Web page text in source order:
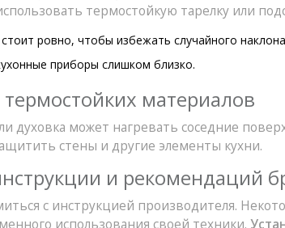
термостойкую тарелку или
ровно, чтобы избежать случайного
приборы слишком близко.
материалов
духовка может нагревать соседние
стены и другие элементы кухни.
и рекомендаций
с инструкцией производителя.
использования своей техники.